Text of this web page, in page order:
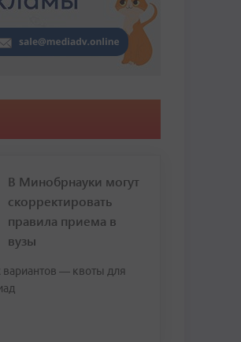
В Минобрнауки могут
скорректировать
правила приема в
вузы
— квоты для